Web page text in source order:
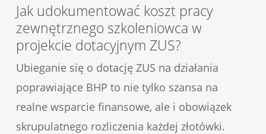
Jak udokumentować koszt pracy
zewnętrznego szkoleniowca w
projekcie dotacyjnym ZUS?
Ubieganie się o dotację ZUS na działania
poprawiające BHP to nie tylko szansa na
realne wsparcie finansowe, ale i obowiązek
skrupulatnego rozliczenia każdej złotówki.